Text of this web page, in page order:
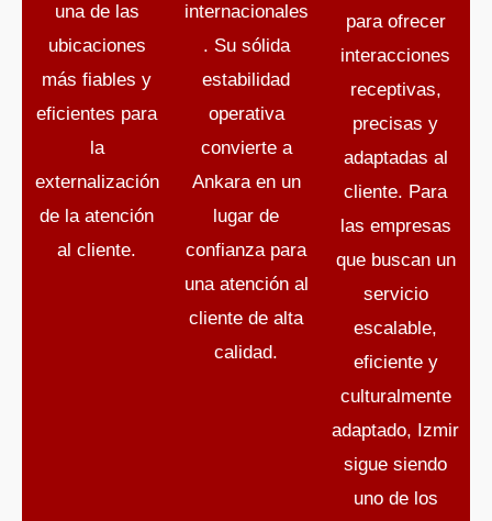
una de las
ubicaciones
más fiables y
eficientes para
la
externalización
de la atención
al cliente.
internacionales
. Su sólida
estabilidad
operativa
convierte a
Ankara en un
lugar de
confianza para
una atención al
cliente de alta
calidad.
para ofrecer
interacciones
receptivas,
precisas y
adaptadas al
cliente. Para
las empresas
que buscan un
servicio
escalable,
eficiente y
culturalmente
adaptado, Izmir
sigue siendo
uno de los